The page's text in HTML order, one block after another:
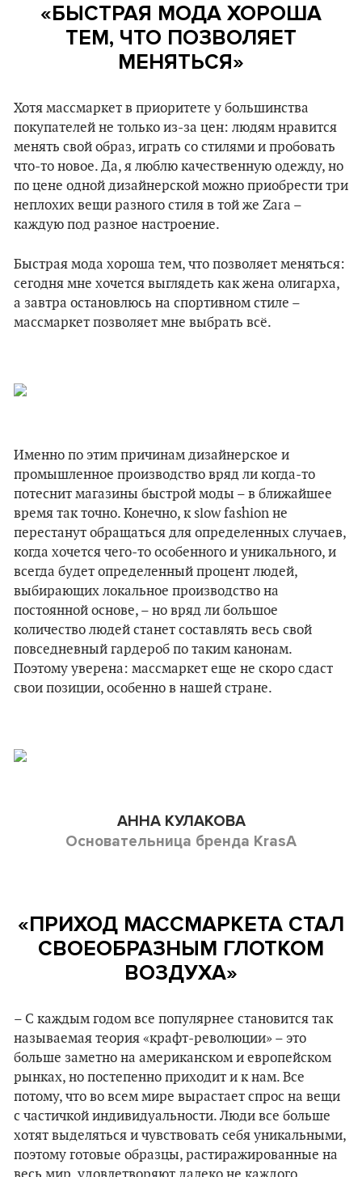
«БЫСТРАЯ МОДА ХОРОША
ТЕМ, ЧТО ПОЗВОЛЯЕТ
МЕНЯТЬСЯ»
Хотя массмаркет в приоритете у большинства
покупателей не только из-за цен: людям нравится
менять свой образ, играть со стилями и пробовать
что-то новое. Да, я люблю качественную одежду, но
по цене одной дизайнерской можно приобрести три
неплохих вещи разного стиля в той же Zara –
каждую под разное настроение.
Быстрая мода хороша тем, что позволяет меняться:
сегодня мне хочется выглядеть как жена олигарха,
а завтра остановлюсь на спортивном стиле –
массмаркет позволяет мне выбрать всё.
Именно по этим причинам дизайнерское и
промышленное производство вряд ли когда-то
потеснит магазины быстрой моды – в ближайшее
время так точно. Конечно, к slow fashion не
перестанут обращаться для определенных случаев,
когда хочется чего-то особенного и уникального, и
всегда будет определенный процент людей,
выбирающих локальное производство на
постоянной основе, – но вряд ли большое
количество людей станет составлять весь свой
повседневный гардероб по таким канонам.
Поэтому уверена: массмаркет еще не скоро сдаст
свои позиции, особенно в нашей стране.
АННА КУЛАКОВА
Основательница бренда KrasA
«ПРИХОД МАССМАРКЕТА СТАЛ
СВОЕОБРАЗНЫМ ГЛОТКОМ
ВОЗДУХА»
– С каждым годом все популярнее становится так
называемая теория «крафт-революции» – это
больше заметно на американском и европейском
рынках, но постепенно приходит и к нам. Все
потому, что во всем мире вырастает спрос на вещи
с частичкой индивидуальности. Люди все больше
хотят выделяться и чувствовать себя уникальными,
поэтому готовые образцы, растиражированные на